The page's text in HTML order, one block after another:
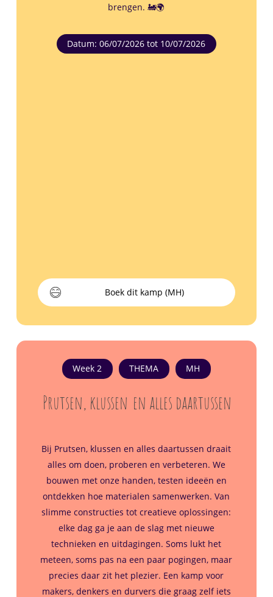
brengen. 🚂🌍
Datum: 06/07/2026 tot 10/07/2026
Boek dit kamp (MH)
Week 2 THEMA MH
Prutsen, klussen en alles daartussen
Bij Prutsen, klussen en alles daartussen draait
alles om doen, proberen en verbeteren. We
bouwen met onze handen, testen ideeën en
ontdekken hoe materialen samenwerken. Van
slimme constructies tot creatieve oplossingen:
elke dag ga je aan de slag met nieuwe
technieken en uitdagingen. Soms lukt het
meteen, soms pas na een paar pogingen, maar
precies daar zit het plezier. Een kamp voor
makers, denkers en durvers die graag zelf iets